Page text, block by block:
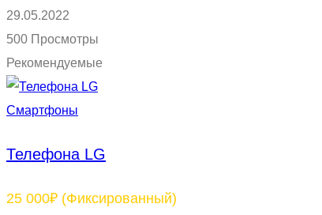
29.05.2022
500 Просмотры
Рекомендуемые
Смартфоны
Телефона LG
25 000₽ (Фиксированный)